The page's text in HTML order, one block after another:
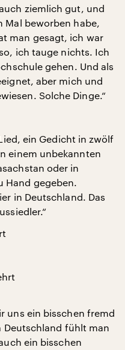
ziemlich gut, und
Mal beworben habe,
man gesagt, ich war
ich tauge nichts. Ich
gehen. Und als
aber mich und
Solche Dinge.“
ein Gedicht in zwölf
einem unbekannten
oder in
Hand gegeben.
in Deutschland. Das
uns ein bisschen fremd
fühlt man
ein bisschen